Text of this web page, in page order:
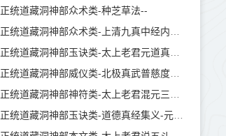
正统道藏洞神部众术类-种芝草法--